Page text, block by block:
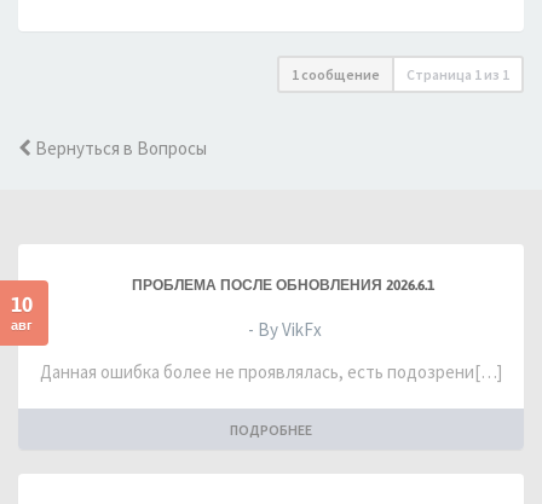
1 сообщение Страница 1 из 1
Вернуться в Вопросы
10
авг
ПРОБЛЕМА ПОСЛЕ ОБНОВЛЕНИЯ 2026.6.1
- By VikFx
Данная ошибка более не проявлялась, есть подозрени[…]
ПОДРОБНЕЕ